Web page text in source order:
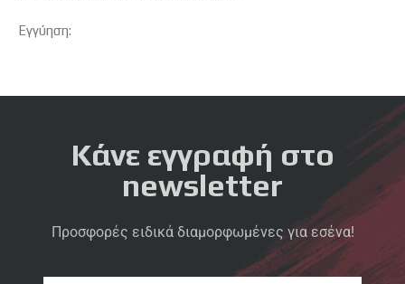
Εγγύηση:
Κάνε εγγραφή στο
newsletter
Προσφορές ειδικά διαμορφωμένες για εσένα!